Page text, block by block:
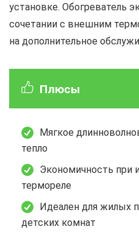
установке. Обогреватель
сочетании с внешним
на дополнительное
Плюсы
Мягкое
тепло
Экономичность при
термореле
Идеален для жилых
детских комнат